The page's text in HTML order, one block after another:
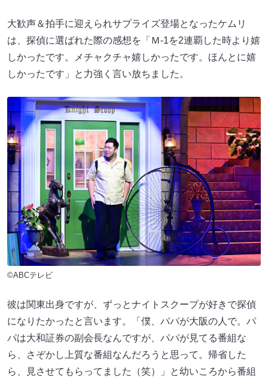
大歓声＆拍手に迎えられサプライズ登場となったケムリ
は、探偵に選ばれた際の感想を「Ｍ-1を2連覇した時より嬉
しかったです。メチャクチャ嬉しかったです。ほんとに嬉
しかったです」と力強く言い放ちました。
©ABCテレビ
彼は関東出身ですが、ずっとナイトスクープが好きで探偵
になりたかったと言います。「僕、パパが大阪の人で。パ
パは大和証券の副会長なんですが、パパが見てる番組な
ら、さぞかし上質な番組なんだろうと思って。帰省した
ら、見させてもらってました（笑）」と幼いころから番組